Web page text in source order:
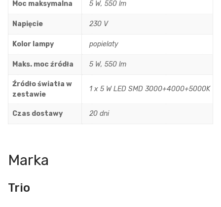
Moc maksymalna 5 W, 550 lm
Napięcie 230 V
Kolor lampy popielaty
Maks. moc źródła 5 W, 550 lm
Źródło światła w
zestawie
1 x 5 W LED SMD 3000+4000+5000K
Czas dostawy 20 dni
Marka
Trio